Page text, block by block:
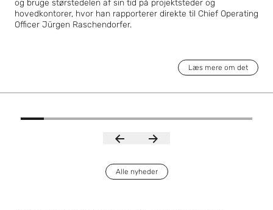
og bruge størstedelen af sin tid på projektsteder og
hovedkontorer, hvor han rapporterer direkte til Chief Operating
Officer Jürgen Raschendorfer.
Læs mere om det
Alle nyheder